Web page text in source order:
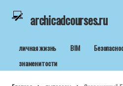
archicadcourses.ru
личная жизнь BIM
знаменитости